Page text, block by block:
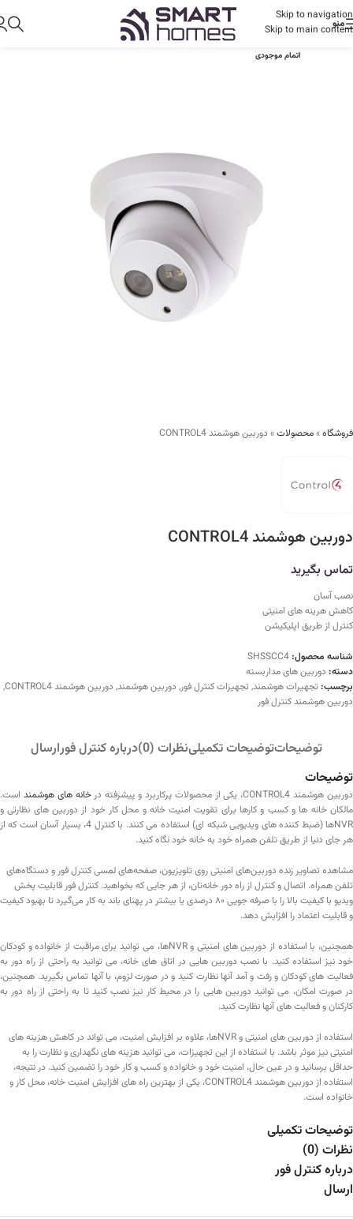
Skip to navigation
Skip to main content
منو
اتمام موجودی
فروشگاه»محصولات» دوربین هوشمند CONTROL4
دوربین هوشمند CONTROL4
تماس بگیرید
نصب آسان
کاهش هرینه های امنیتی
کنترل از طریق اپلیکیشن
شناسه محصول:SHSSCC4
دسته: دوربین های مداربسته
برچسب: تجهیرات هوشمند, تجهیزات کنترل فور, دوربین هوشمند, دوربین هوشمند CONTROL4
,
دوربین هوشمند کنترل فور
توضیحاتتوضیحات تکمیلینظرات (0) درباره کنترل فورارسال
توضیحات
دوربین هوشمند CONTROL4، یکی از محصولات پرکاربرد و پیشرفته در خانه های هوشمند است.
مالکان خانه ها و کسب و کارها برای تقویت امنیت خانه و محل کار خود از دوربین های نظارتی و
NVRها (ضبط کننده های ویدیویی شبکه ای) استفاده می کنند. با کنترل 4، بسیار آسان است که از
هر جای دنیا از طریق تلفن همراه خود به خانه خود نگاه کنید.
مشاهده تصاویر زنده دوربین‌های امنیتی روی تلویزیون، صفحه‌های لمسی کنترل فور و دستگاه‌های
تلفن همراه. اتصال و کنترل از راه دور خانه‌تان، از هر جایی که بخواهید. کنترل فور قابلیت پخش
ویدیو با کیفیت بالا را با صرفه جویی ۸۰ درصدی یا بیشتر در پهنای باند به کار می‌گیرد تا بهبود کیفیت
و قابلیت اعتماد را افزایش دهد.
همچنین، با استفاده از دوربین های امنیتی و NVRها، می توانید برای مراقبت از خانواده و کودکان
خود نیز استفاده کنید. با نصب دوربین هایی در اتاق های خانه، می توانید به راحتی از راه دور به
فعالیت های کودکان و رفت و آمد آنها نظارت کنید و در صورت لزوم، با آنها تماس بگیرید. همچنین،
در صورت امکان، می توانید دوربین هایی را در محیط کار نیز نصب کنید تا به راحتی از راه دور به
کارکنان و فعالیت های آنها نظارت کنید.
استفاده از دوربین های امنیتی و NVRها، علاوه بر افزایش امنیت، می تواند در کاهش هزینه های
امنیتی نیز موثر باشد. با استفاده از این تجهیزات، می توانید هزینه های نگهداری و نظارت را به
حداقل برسانید و در عین حال، امنیت خود و خانواده و کسب و کار خود را تضمین کنید. در نتیجه،
استفاده از دوربین هوشمند CONTROL4، یکی از بهترین راه های افزایش امنیت خانه، محل کار و
خانواده است.
توضیحات تکمیلی
نظرات (0)
درباره کنترل فور
ارسال